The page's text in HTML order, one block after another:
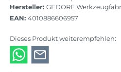
Hersteller: GEDORE
EAN: 4010886606957
Dieses Produkt weiterempfehlen: